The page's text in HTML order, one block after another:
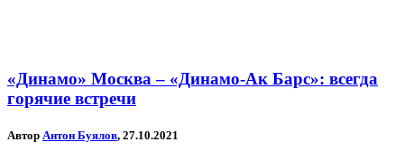
«Динамо» Москва – «Динамо-Ак Барс»: всегда
горячие встречи
Автор Антон Буялов, 27.10.2021